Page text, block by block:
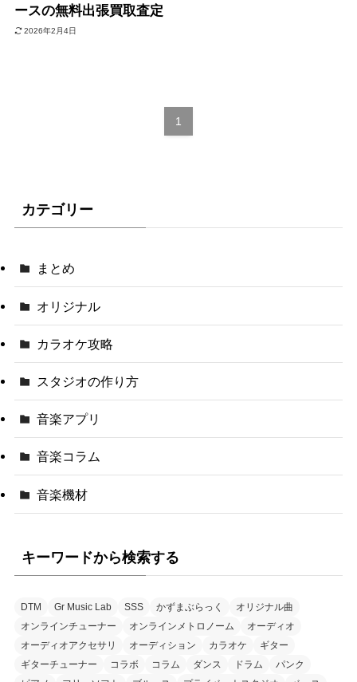
ースの無料出張買取査定
2026年2月4日
1
カテゴリー
まとめ
オリジナル
カラオケ攻略
スタジオの作り方
音楽アプリ
音楽コラム
音楽機材
キーワードから検索する
DTM Gr Music Lab SSS かずまぶらっく
オリジナル曲
オンラインチューナー
オンラインメトロノーム
オーディオ
オーディオアクセサリ
オーディション カラオケ
ギター
ギターチューナー
コラボ コラム ダンス ドラム
パンク